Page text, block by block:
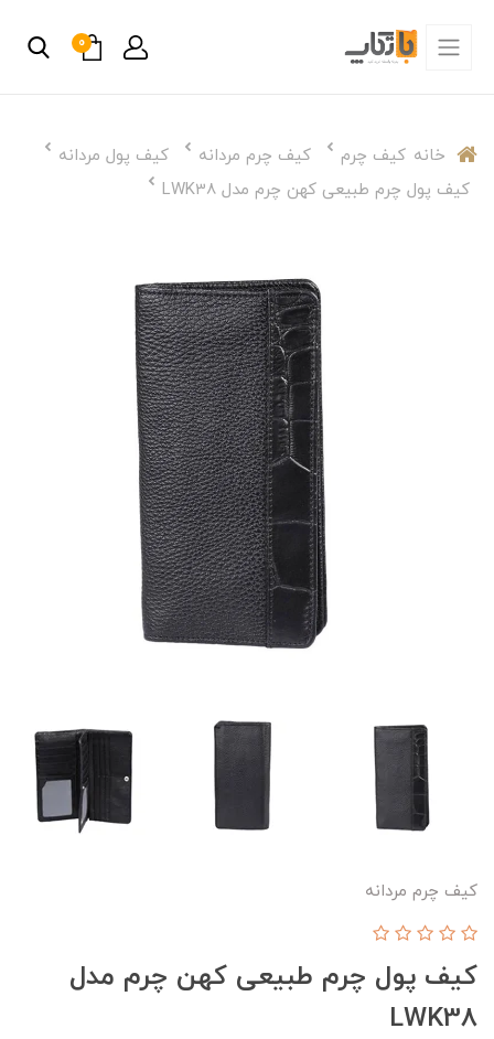
0
خانه کیف چرم کیف چرم مردانه
کیف پول مردانه
کیف پول چرم طبیعی کهن چرم مدل LWK38
کیف چرم مردانه
کیف پول چرم طبیعی کهن چرم مدل
LWK38